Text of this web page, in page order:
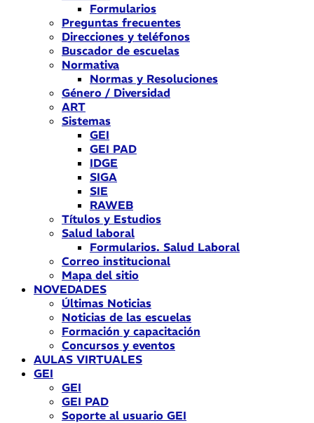
Formularios
Preguntas frecuentes
Direcciones y teléfonos
Buscador de escuelas
Normativa
Normas y Resoluciones
Género / Diversidad
ART
Sistemas
GEI
GEI PAD
IDGE
SIGA
SIE
RAWEB
Títulos y Estudios
Salud laboral
Formularios. Salud Laboral
Correo institucional
Mapa del sitio
NOVEDADES
Últimas Noticias
Noticias de las escuelas
Formación y capacitación
Concursos y eventos
AULAS VIRTUALES
GEI
GEI
GEI PAD
Soporte al usuario GEI